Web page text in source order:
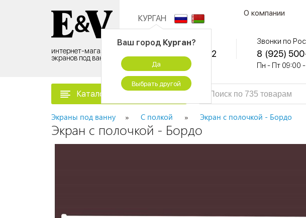
интернет-магазин
экранов под ванну
КУРГАН
Ваш город Курган?
Да
Выбрать другой
О компании
Контактный центр:
8 (495) 500-96-52
временно не работаем
Звонки по
8 (925)
Пн - Пт 09:00
Каталог товаров
Экраны под ванну С полкой Экран с полочкой - Бордо
Экран с полочкой - Бордо